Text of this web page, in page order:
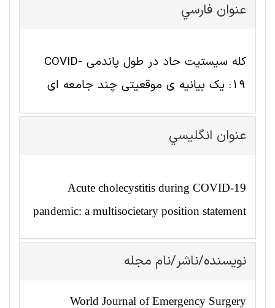
عنوان فارسي
کله سیستیت حاد در طول پاندمی COVID-
19: یک بیانیه ی موقعیتی چند جامعه ای
عنوان انگليسي
Acute cholecystitis during COVID-19
pandemic: a multisocietary position statement
نویسنده/ناشر/نام مجله
World Journal of Emergency Surgery